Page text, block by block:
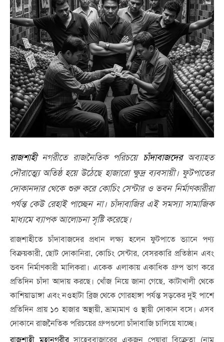
রাজশাহীনগরীতে রাজনৈতিক পরিচয়ে চাঁদাবাজদেরঅব্যাহত
দৌরাত্ম্যে অতিষ্ঠ হয়ে উঠেছে হাজারো ক্ষুদ্র ব্যবসায়ী। ফুটপাতের
দোকানদার থেকে শুরু করে কোচিং সেন্টার ও ভবন নির্মাণকারীরা
পর্যন্ত কেউ রেহাই পাচ্ছেন না। চাঁদাবাজির এই সমস্যা সামাজিক
মাধ্যমে ব্যাপক আলোচনা সৃষ্টি করেছে।
রাজশাহীতে চাঁদাবাজদের প্রধান লক্ষ্য হলেন ফুটপাতে ভ্যানে পণ্য
বিক্রয়কারী, ছোট দোকানিরা, কোচিং সেন্টার, বেসরকারি প্রতিষ্ঠান এবং
ভবন নির্মাণকারী মালিকরা। একেক এলাকায় একাধিক গ্রুপ ভাগ করে
প্রতিদিন চাঁদা আদায় করছে। খোঁজ নিয়ে জানা গেছে, কাটাখালী থেকে
কাশিয়াডাঙ্গা এবং নওহাটা ব্রিজ থেকে গোরহাঙ্গা পর্যন্ত সড়কের দুই পাশে
প্রতিদিন প্রায় ১০ হাজার অস্থায়ী, ভ্রাম্যমাণ ও স্থায়ী দোকান বসে। এসব
দোকানে রাজনৈতিক পরিচয়ের গ্রুপগুলো চাঁদাবাজি চালিয়ে যাচ্ছে।